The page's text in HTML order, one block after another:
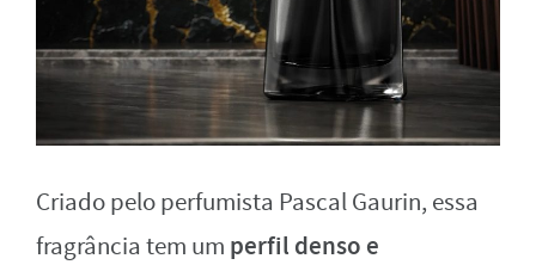
Criado pelo perfumista Pascal Gaurin, essa
fragrância tem um perfil denso e